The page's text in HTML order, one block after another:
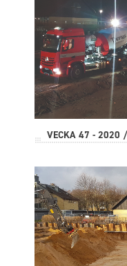
VECKA 47 - 2020 /